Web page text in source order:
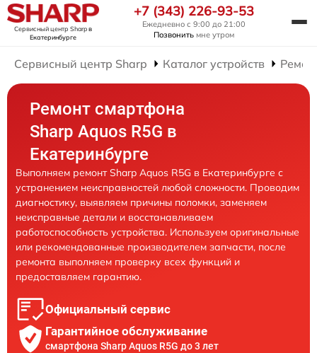
Сервисный центр Sharpв
Екатеринбурге
+7 (343) 226-93-53
Ежедневно с 9:00 до 21:00
Позвонить мне утром
Сервисный центр Sharp Каталог устройств
Ремонт смартфона
Sharp Aquos R5G в
Екатеринбурге
Выполняем ремонт Sharp Aquos R5G в Екатеринбурге с
устранением неисправностей любой сложности. Проводим
диагностику, выявляем причины поломки, заменяем
неисправные детали и восстанавливаем
работоспособность устройства. Используем оригинальные
или рекомендованные производителем запчасти, после
ремонта выполняем проверку всех функций и
предоставляем гарантию.
Официальный сервис
Гарантийное обслуживание
смартфона Sharp Aquos R5G до 3 лет